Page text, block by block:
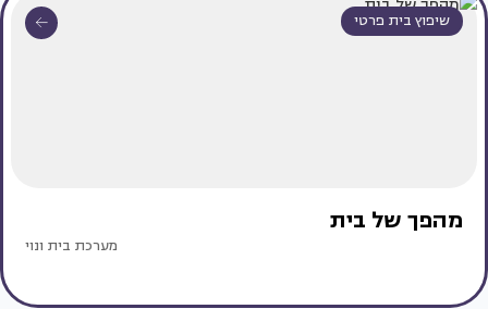
שיפוץ בית פרטי
מהפך של בית
מערכת בית ונוי